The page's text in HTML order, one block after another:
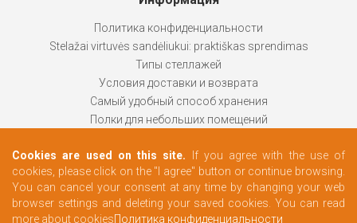
Политика конфиденциальности
Stelažai virtuvės sandėliukui: praktiškas sprendimas
Типы стеллажей
Условия доставки и возврата
Самый удобный способ хранения
Полки для небольших помещений
Как выбрать продукт
Гардероб в соответствии с вашими потребностями
Cookies are used on this site. If you agree with the use of
cookies, please click on the "I agree" button or continue browsing.
You can cancel your consent at any time by changing your web
browser settings and deleting your saved cookies. You can read
more about cookiesПолитика конфиденциальности